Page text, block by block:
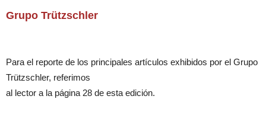
Grupo Trützschler
Para el reporte de los principales artículos exhibidos por el Grupo
Trützschler, referimos
al lector a la página 28 de esta edición.